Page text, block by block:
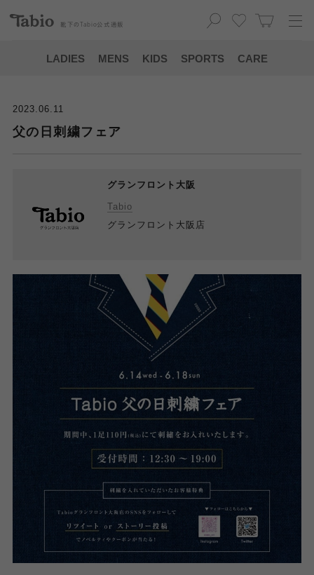
靴下の Tabio 公式通販
LADIES MENS KIDS SPORTS CARE
2023.06.11
父の日刺繍フェア
グランフロント大阪
Tabio
グランフロント大阪店